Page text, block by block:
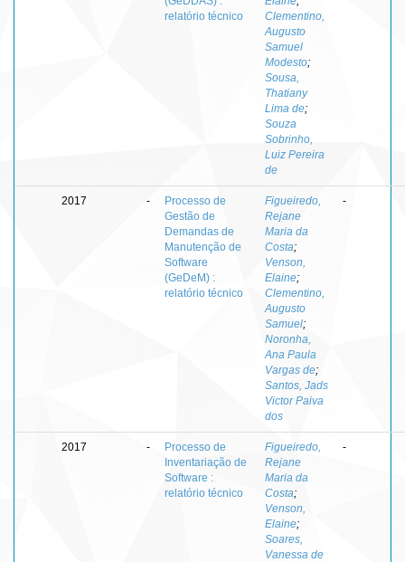
relatório técnico
Clementino,
Augusto
Samuel
Modesto;
Sousa,
Thatiany
Lima de;
Souza
Sobrinho,
Luiz Pereira
de
2017 -
Processo de
Gestão de
Demandas de
Manutenção de
Software
(GeDeM) :
relatório técnico
Figueiredo,
Rejane
Maria da
Costa;
Venson,
Elaine;
Clementino,
Augusto
Samuel;
Noronha,
Ana Paula
Vargas de;
Santos, Jads
Victor Paiva
dos
-
2017 -
Processo de
Inventariação de
Software :
relatório técnico
Figueiredo,
Rejane
Maria da
Costa;
Venson,
Elaine;
Soares,
Vanessa de
-